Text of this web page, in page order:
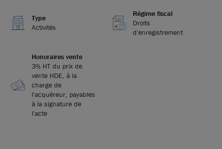
Type
Activités
Régime fiscal
Droits
d'enregistrement
Honoraires vente
3% HT du prix de
vente HDE, à la
charge de
l'acquéreur, payables
à la signature de
l'acte